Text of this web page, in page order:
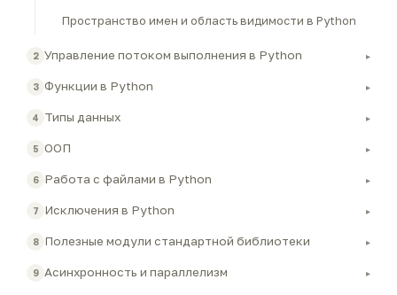
Пространство имен и область видимости в Python
2 Управление потоком выполнения в Python ▸
3 Функции в Python ▸
4 Типы данных ▸
5 ООП ▸
6 Работа с файлами в Python ▸
7 Исключения в Python ▸
8 Полезные модули стандартной библиотеки ▸
9 Асинхронность и параллелизм ▸